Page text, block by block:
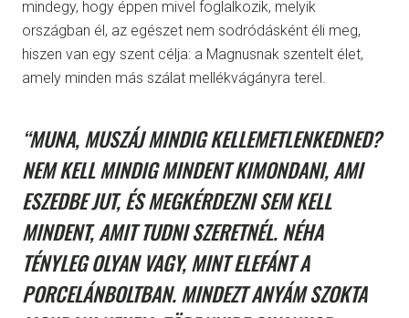
mindegy, hogy éppen mivel foglalkozik, melyik
országban él, az egészet nem sodródásként éli meg,
hiszen van egy szent célja: a Magnusnak szentelt élet,
amely minden más szálat mellékvágányra terel.
“MUNA, MUSZÁJ MINDIG KELLEMETLENKEDNED?
NEM KELL MINDIG MINDENT KIMONDANI, AMI
ESZEDBE JUT, ÉS MEGKÉRDEZNI SEM KELL
MINDENT, AMIT TUDNI SZERETNÉL. NÉHA
TÉNYLEG OLYAN VAGY, MINT ELEFÁNT A
PORCELÁNBOLTBAN. MINDEZT ANYÁM SZOKTA